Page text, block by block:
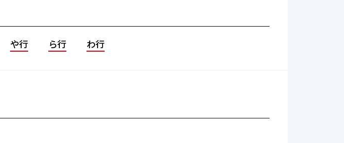
や行 ら行 わ行